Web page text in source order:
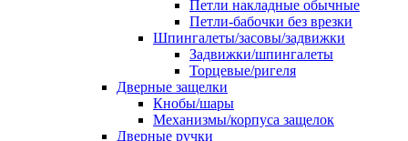
Петли накладные обычные
Петли-бабочки без врезки
Шпингалеты/засовы/задвижки
Задвижки/шпингалеты
Торцевые/ригеля
Дверные защелки
Кнобы/шары
Механизмы/корпуса защелок
Дверные ручки